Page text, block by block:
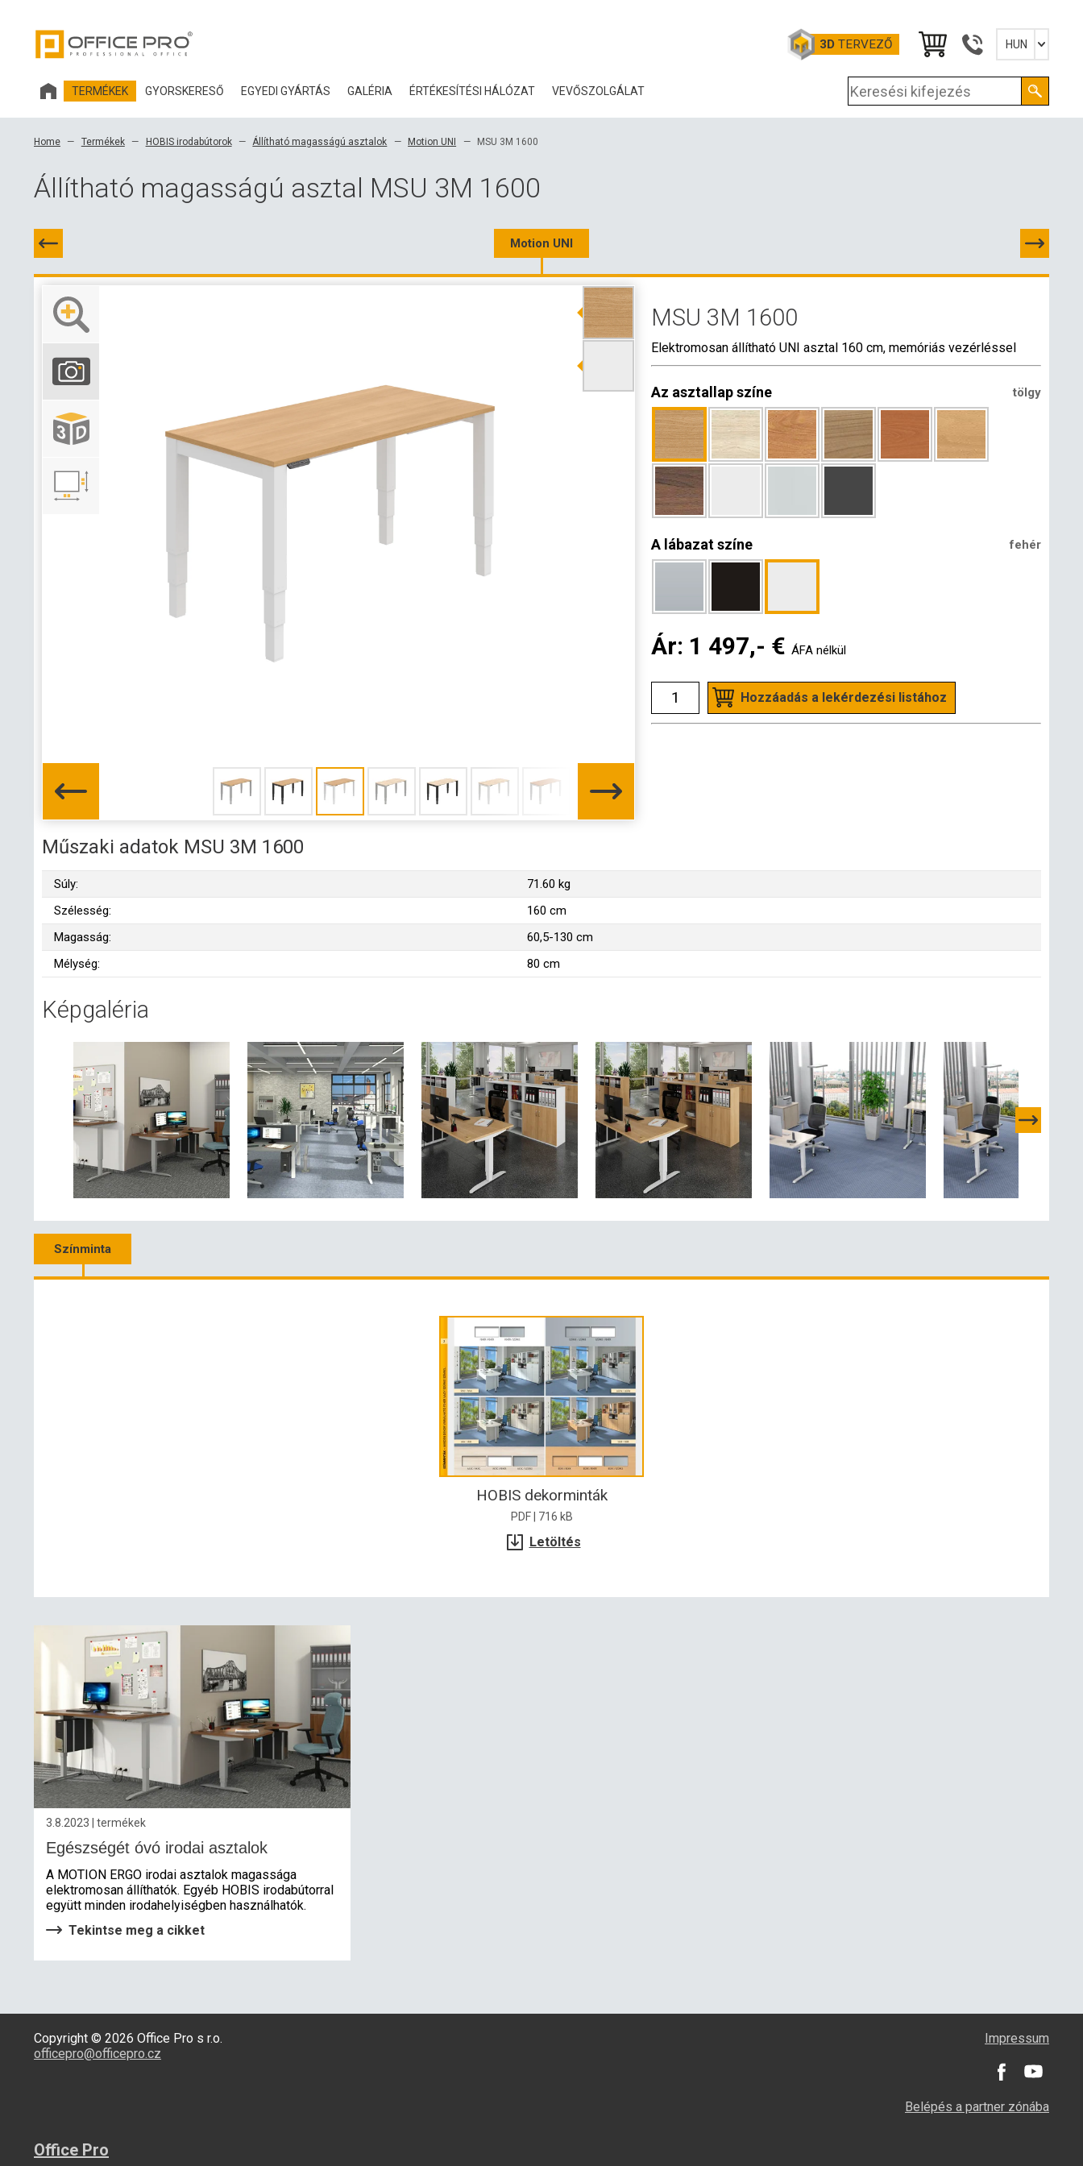
3D TERVEZŐ HUN
English
TERMÉKEK GYORSKERESŐ EGYEDI GYÁRTÁS GALÉRIA ÉRTÉKESÍTÉSI HÁLÓZAT VEVŐSZOLGÁLAT
BLOG
3D ADATOK
NAGYKERESKEDELMI KAPCSOLATOK
Home Termékek HOBIS irodabútorok Állítható magasságú asztalok Motion UNI MSU 3M 1600
Állítható magasságú asztal MSU 3M 1600
Motion UNI
MSU 3M 1600
Elektromosan állítható UNI asztal 160 cm, memóriás vezérléssel
Az asztallap színe tölgy
A lábazat színe fehér
Ár: 1 497,- € ÁFA nélkül
Hozzáadás a lekérdezési listához
Műszaki adatok MSU 3M 1600
Súly:
71.60 kg
Szélesség:
160 cm
Magasság:
60,5-130 cm
Mélység:
80 cm
Képgaléria
Színminta
HOBIS dekorminták
PDF | 716 kB
Letöltés
3.8.2023 | termékek
Egészségét óvó irodai asztalok
A MOTION ERGO irodai asztalok magassága
elektromosan állíthatók. Egyéb HOBIS irodabútorral
együtt minden irodahelyiségben használhatók.
Tekintse meg a cikket
Copyright © 2026 Office Pro s r.o.
officepro@officepro.cz
Impressum
Belépés a partner zónába
Office Pro